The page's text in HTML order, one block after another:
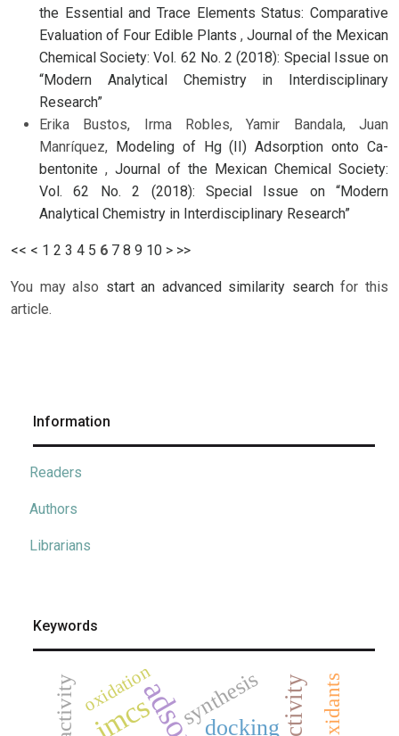
the Essential and Trace Elements Status: Comparative
Evaluation of Four Edible Plants , Journal of the Mexican
Chemical Society: Vol. 62 No. 2 (2018): Special Issue on
“Modern Analytical Chemistry in Interdisciplinary
Research”
Erika Bustos, Irma Robles, Yamir Bandala, Juan
Manríquez, Modeling of Hg (II) Adsorption onto Ca-
bentonite , Journal of the Mexican Chemical Society:
Vol. 62 No. 2 (2018): Special Issue on “Modern
Analytical Chemistry in Interdisciplinary Research”
<< < 1 2 3 4 5 6 7 8 9 10 > >>
You may also start an advanced similarity searchfor this
article.
Information
Readers
Authors
Librarians
Keywords
jmcs docking
synthesis
oxidation